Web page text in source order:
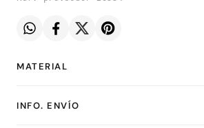
MATERIAL
INFO. ENVÍO